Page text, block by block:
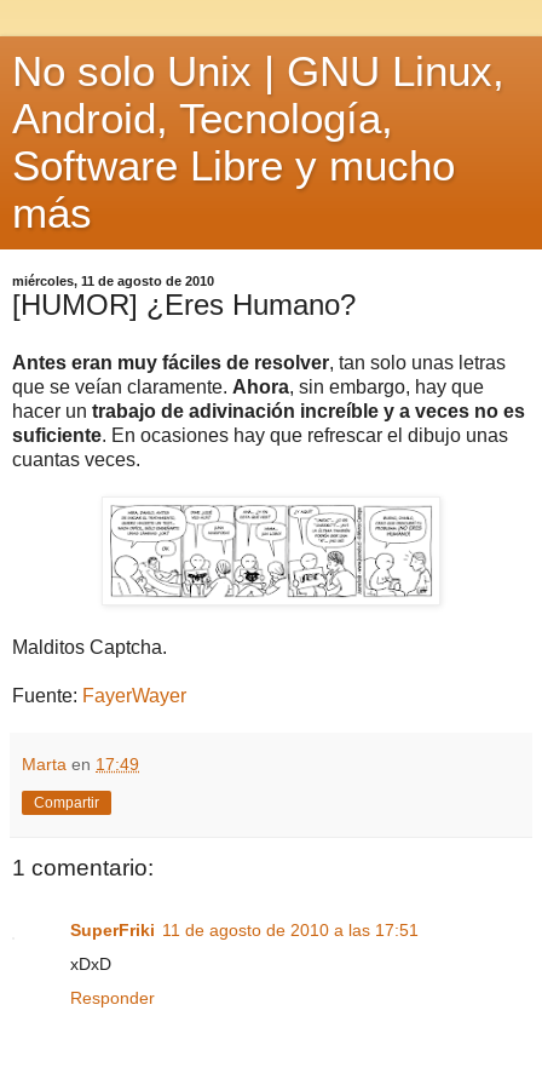
No solo Unix | GNU Linux,
Android, Tecnología,
Software Libre y mucho
más
miércoles, 11 de agosto de 2010
[HUMOR] ¿Eres Humano?
Antes eran muy fáciles de resolver, tan solo unas letras
que se veían claramente. Ahora, sin embargo, hay que
hacer un trabajo de adivinación increíble y a veces no es
suficiente. En ocasiones hay que refrescar el dibujo unas
cuantas veces.
Malditos Captcha.
Fuente: FayerWayer
Marta en 17:49
Compartir
1 comentario:
SuperFriki 11 de agosto de 2010 a las 17:51
xDxD
Responder